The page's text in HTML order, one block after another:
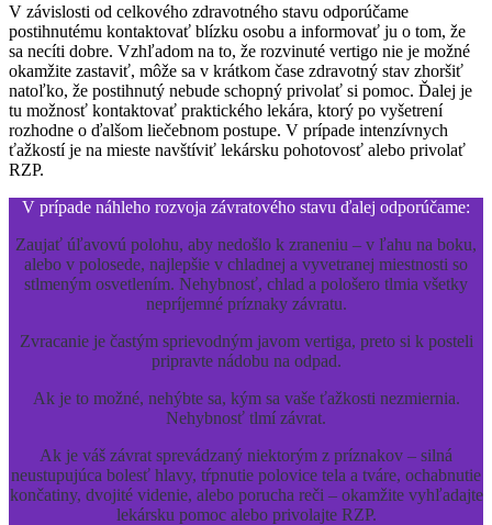
V závislosti od celkového zdravotného stavu odporúčame
postihnutému kontaktovať blízku osobu a informovať ju o tom, že
sa necíti dobre. Vzhľadom na to, že rozvinuté vertigo nie je možné
okamžite zastaviť, môže sa v krátkom čase zdravotný stav zhoršiť
natoľko, že postihnutý nebude schopný privolať si pomoc. Ďalej je
tu možnosť kontaktovať praktického lekára, ktorý po vyšetrení
rozhodne o ďalšom liečebnom postupe. V prípade intenzívnych
ťažkostí je na mieste navštíviť lekársku pohotovosť alebo privolať
RZP.
V prípade náhleho rozvoja závratového stavu ďalej odporúčame:
Zaujať úľavovú polohu, aby nedošlo k zraneniu – v ľahu na boku,
alebo v polosede, najlepšie v chladnej a vyvetranej miestnosti so
stlmeným osvetlením. Nehybnosť, chlad a pološero tlmia všetky
nepríjemné príznaky závratu.
Zvracanie je častým sprievodným javom vertiga, preto si k posteli
pripravte nádobu na odpad.
Ak je to možné, nehýbte sa, kým sa vaše ťažkosti nezmiernia.
Nehybnosť tlmí závrat.
Ak je váš závrat sprevádzaný niektorým z príznakov – silná
neustupujúca bolesť hlavy, tŕpnutie polovice tela a tváre, ochabnutie
končatiny, dvojité videnie, alebo porucha reči – okamžite vyhľadajte
lekársku pomoc alebo privolajte RZP.